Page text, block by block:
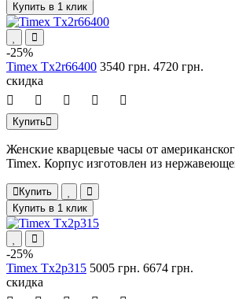
Купить в 1 клик
-25%
Timex Tx2r66400 3540 грн. 4720 грн.
скидка
Купить
Женские кварцевые часы от
Timex. Корпус изготовлен из
Купить
Купить в 1 клик
-25%
Timex Tx2p315 5005 грн. 6674 грн.
скидка